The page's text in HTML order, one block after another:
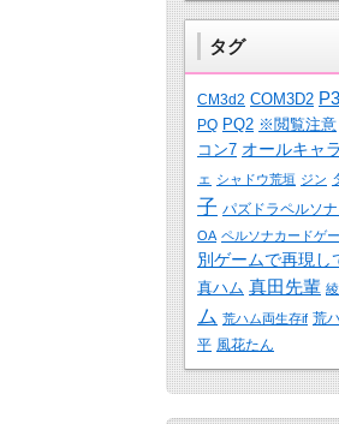
タグ
CM3d2 COM3D2
PQ PQ2 ※閲覧注意
コン7 オールキャラ
ェ シャドウ荒垣 ジン
子 パズドラペルソ
OA ペルソナカードゲ
別ゲームで再現し
真ハム 真田先輩
ム 荒ハム両生存if 荒
平 風花たん